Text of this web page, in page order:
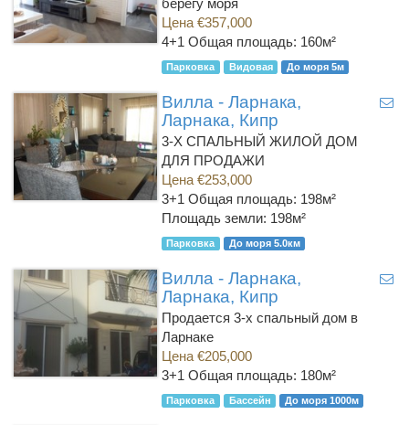
берегу моря
Цена €357,000
4+1 Общая площадь: 160м²
Парковка Видовая До моря 5м
Вилла - Ларнака,
Ларнака, Кипр
3-Х СПАЛЬНЫЙ ЖИЛОЙ ДОМ
ДЛЯ ПРОДАЖИ
Цена €253,000
3+1 Общая площадь: 198м²
Площадь земли: 198м²
Парковка До моря 5.0км
Вилла - Ларнака,
Ларнака, Кипр
Продается 3-х спальный дом в
Ларнаке
Цена €205,000
3+1 Общая площадь: 180м²
Парковка Бассейн До моря 1000м